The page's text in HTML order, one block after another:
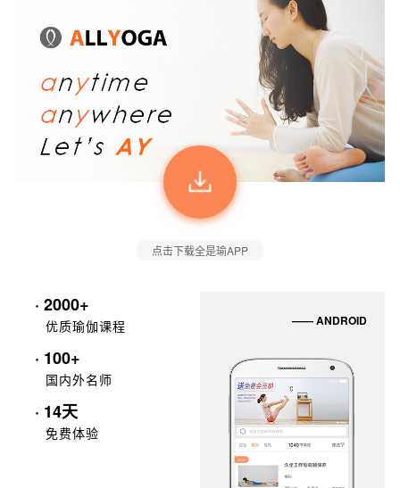
点击下载全是瑜APP
· 2000+
优质瑜伽课程
· 100+
国内外名师
· 14天
免费体验
—— ANDROID